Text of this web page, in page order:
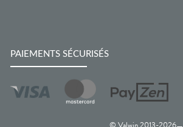
PAIEMENTS SÉCURISÉS